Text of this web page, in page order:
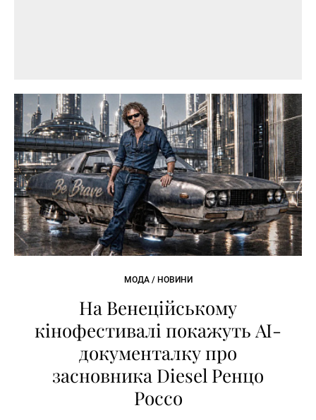
МОДА / НОВИНИ
На Венеційському
кінофестивалі покажуть AI-
документалку про
засновника Diesel Ренцо
Россо